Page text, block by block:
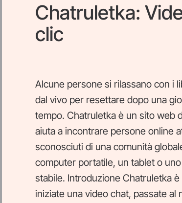
Chatruletka:
clic
Alcune persone si rilassano con i
dal vivo per resettare dopo una
tempo. Chatruletka è un sito web
aiuta a incontrare persone online
sconosciuti di una comunità
computer portatile, un tablet o
stabile. Introduzione Chatruletka
iniziate una video chat, passate